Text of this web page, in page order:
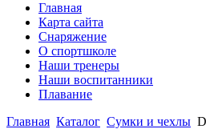
Главная
Карта сайта
Снаряжение
О спортшколе
Наши тренеры
Наши воспитанники
Плавание
Главная Каталог Сумки и чехлы